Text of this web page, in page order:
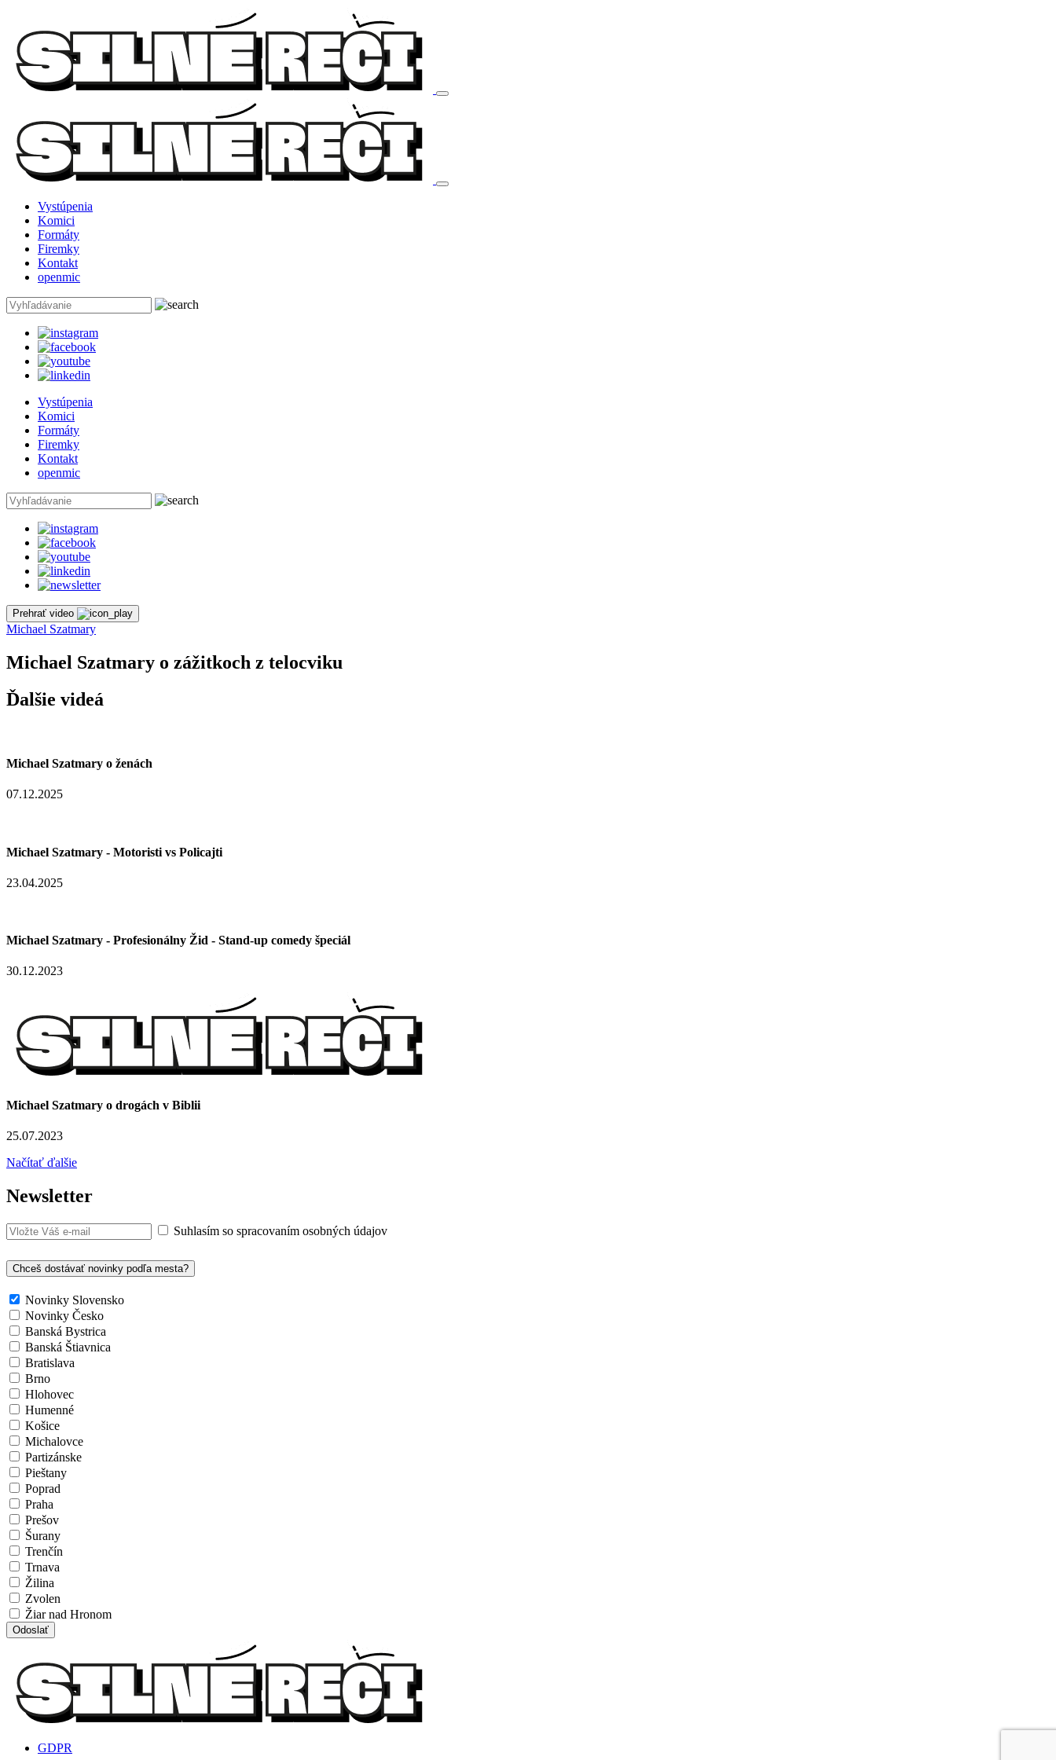
Vystúpenia
Komici
Formáty
Firemky
Kontakt
openmic
Vystúpenia
Komici
Formáty
Firemky
Kontakt
openmic
Prehrať video
Michael Szatmary
Michael Szatmary o zážitkoch z telocviku
Ďalšie videá
Michael Szatmary o ženách
07.12.2025
Michael Szatmary - Motoristi vs Policajti
23.04.2025
Michael Szatmary - Profesionálny Žid - Stand-up comedy špeciál
30.12.2023
Michael Szatmary o drogách v Biblii
25.07.2023
Načítať ďalšie
Newsletter
Suhlasím so spracovaním osobných údajov
Chceš dostávať novinky podľa mesta?
Novinky Slovensko
Novinky Česko
Banská Bystrica
Banská Štiavnica
Bratislava
Brno
Hlohovec
Humenné
Košice
Michalovce
Partizánske
Pieštany
Poprad
Praha
Prešov
Šurany
Trenčín
Trnava
Žilina
Zvolen
Žiar nad Hronom
Odoslať
GDPR